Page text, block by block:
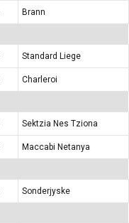
Brann
Standard Liege
Charleroi
Sektzia Nes Tziona
Maccabi Netanya
Sonderjyske